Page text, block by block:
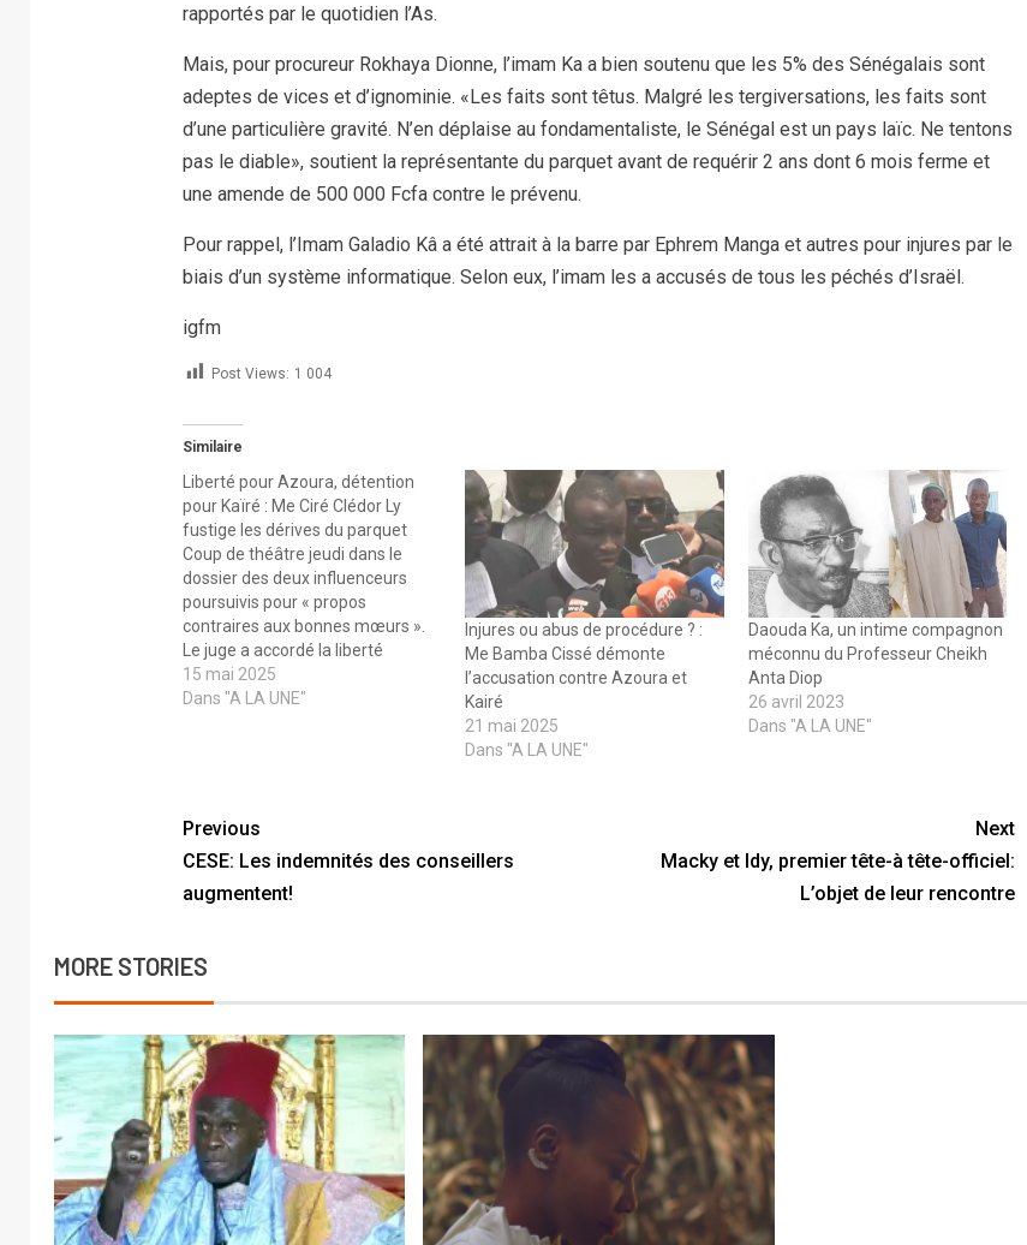
rapportés par le quotidien l’As.
Mais, pour procureur Rokhaya Dionne, l’imam Ka a bien soutenu que les 5% des Sénégalais sont
adeptes de vices et d’ignominie. «Les faits sont têtus. Malgré les tergiversations, les faits sont
d’une particulière gravité. N’en déplaise au fondamentaliste, le Sénégal est un pays laïc. Ne tentons
pas le diable», soutient la représentante du parquet avant de requérir 2 ans dont 6 mois ferme et
une amende de 500 000 Fcfa contre le prévenu.
Pour rappel, l’Imam Galadio Kâ a été attrait à la barre par Ephrem Manga et autres pour injures par le
biais d’un système informatique. Selon eux, l’imam les a accusés de tous les péchés d’Israël.
igfm
Post Views: 1 004
Similaire
Liberté pour Azoura, détention
pour Kaïré : Me Ciré Clédor Ly
fustige les dérives du parquet
Coup de théâtre jeudi dans le
dossier des deux influenceurs
poursuivis pour « propos
contraires aux bonnes mœurs ».
Le juge a accordé la liberté
provisoire à Assane Guèye, alias
Azoura Fall, malgré l’opposition
15 mai 2025
Dans "A LA UNE"
Injures ou abus de procédure ? :
Me Bamba Cissé démonte
l’accusation contre Azoura et
Kairé
21 mai 2025
Dans "A LA UNE"
Daouda Ka, un intime compagnon
méconnu du Professeur Cheikh
Anta Diop
26 avril 2023
Dans "A LA UNE"
Previous
CESE: Les indemnités des conseillers
augmentent!
Next
Macky et Idy, premier tête-à tête-officiel:
L’objet de leur rencontre
MORE STORIES